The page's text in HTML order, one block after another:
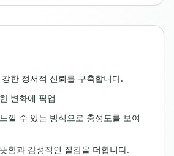
한 정서적 신뢰를 구축합니다.
변화에 픽업
낄 수 있는 방식으로 충성도를 보여
함과 감성적인 질감을 더합니다.